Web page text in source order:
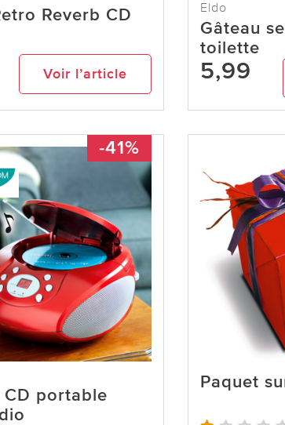
Reverb CD
Voir l’article
Eldo
Gâteau
toilette
5,99
-41%
CD portable
Paquet